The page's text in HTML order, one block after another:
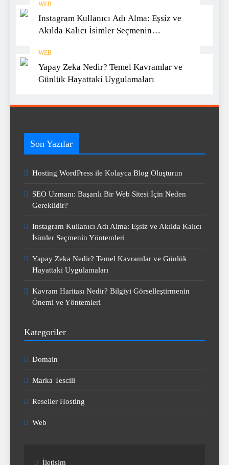
WEB
Instagram Kullanıcı Adı Alma: Eşsiz ve
Akılda Kalıcı İsimler Seçmenin
WEB
Yapay Zeka Nedir? Temel Kavramlar ve
Günlük Hayattaki Uygulamaları
Son Yazılar
Hosting WordPress ile Kolayca Blog Oluşturun
SEO Uzmanı: Başarılı Bir Web Sitesi İçin Neden
Gereklidir?
Instagram Kullanıcı Adı Alma: Eşsiz ve Akılda Kalıcı
İsimler Seçmenin Yöntemleri
Yapay Zeka Nedir? Temel Kavramlar ve Günlük
Hayattaki Uygulamaları
Kavram Haritası Nedir? Bilgiyi Görselleştirmenin
Önemi ve Yöntemleri
Kategoriler
Domain
Marka Tescili
Reseller Hosting
Web
İletişim